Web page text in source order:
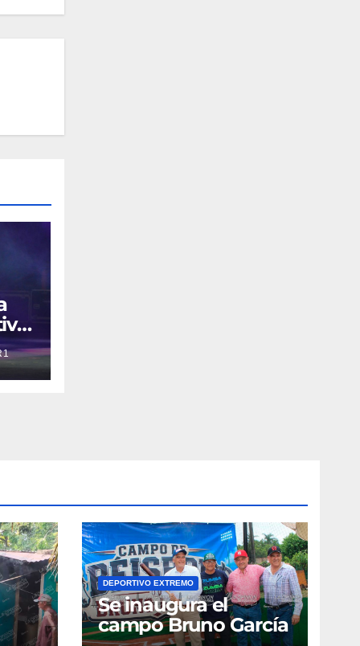
DEPORTIVO EXTREMO
Se inaugura el
campo Bruno García